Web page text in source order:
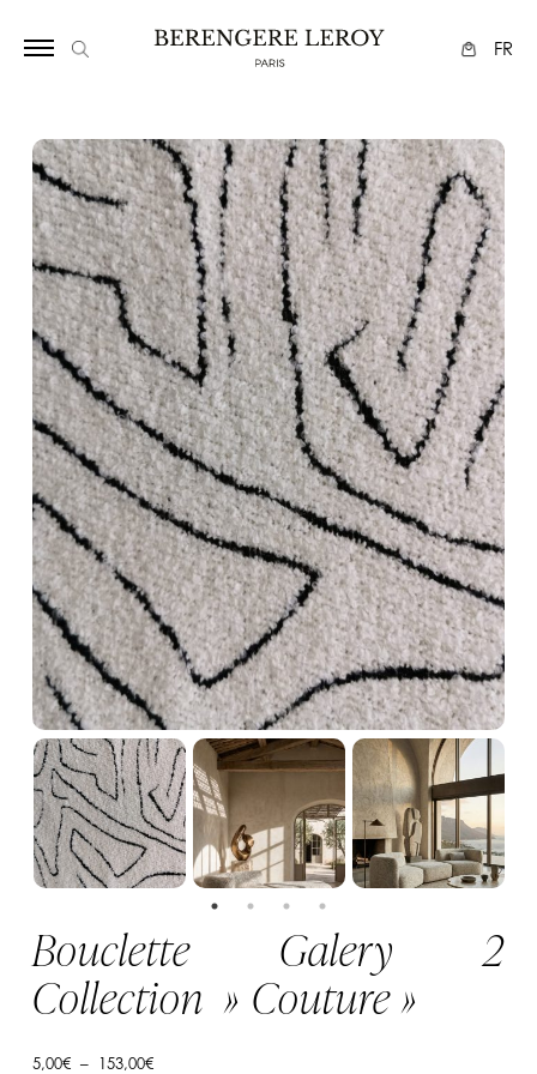
FR
Bouclette Galery 2
Collection » Couture »
5,00€ – 153,00€Plage